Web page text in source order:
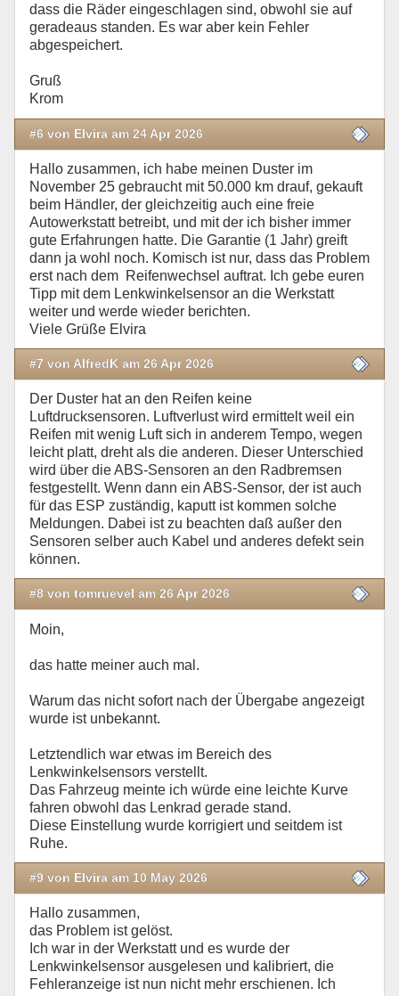
dass die Räder eingeschlagen sind, obwohl sie auf
geradeaus standen. Es war aber kein Fehler
abgespeichert.
Gruß
Krom
#6 von Elvira am 24 Apr 2026
Hallo zusammen, ich habe meinen Duster im
November 25 gebraucht mit 50.000 km drauf, gekauft
beim Händler, der gleichzeitig auch eine freie
Autowerkstatt betreibt, und mit der ich bisher immer
gute Erfahrungen hatte. Die Garantie (1 Jahr) greift
dann ja wohl noch. Komisch ist nur, dass das Problem
erst nach dem Reifenwechsel auftrat. Ich gebe euren
Tipp mit dem Lenkwinkelsensor an die Werkstatt
weiter und werde wieder berichten.
Viele Grüße Elvira
#7 von AlfredK am 26 Apr 2026
Der Duster hat an den Reifen keine
Luftdrucksensoren. Luftverlust wird ermittelt weil ein
Reifen mit wenig Luft sich in anderem Tempo, wegen
leicht platt, dreht als die anderen. Dieser Unterschied
wird über die ABS-Sensoren an den Radbremsen
festgestellt. Wenn dann ein ABS-Sensor, der ist auch
für das ESP zuständig, kaputt ist kommen solche
Meldungen. Dabei ist zu beachten daß außer den
Sensoren selber auch Kabel und anderes defekt sein
können.
#8 von tomruevel am 26 Apr 2026
Moin,
das hatte meiner auch mal.
Warum das nicht sofort nach der Übergabe angezeigt
wurde ist unbekannt.
Letztendlich war etwas im Bereich des
Lenkwinkelsensors verstellt.
Das Fahrzeug meinte ich würde eine leichte Kurve
fahren obwohl das Lenkrad gerade stand.
Diese Einstellung wurde korrigiert und seitdem ist
Ruhe.
#9 von Elvira am 10 May 2026
Hallo zusammen,
das Problem ist gelöst.
Ich war in der Werkstatt und es wurde der
Lenkwinkelsensor ausgelesen und kalibriert, die
Fehleranzeige ist nun nicht mehr erschienen. Ich